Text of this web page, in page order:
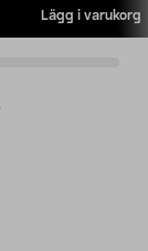
Lägg i varukorg